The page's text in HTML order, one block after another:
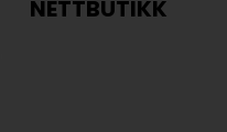
NETTBUTIKK